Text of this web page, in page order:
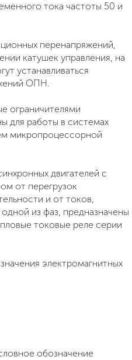
тока частоты 50 и
перенапряжений,
катушек управления, на
устанавливаться
ОПН.
ограничителями
для работы в системах
микропроцессорной
двигателей с
от перегрузок
и от токов,
из фаз, предназначены
токовые реле серии
электромагнитных
обозначение